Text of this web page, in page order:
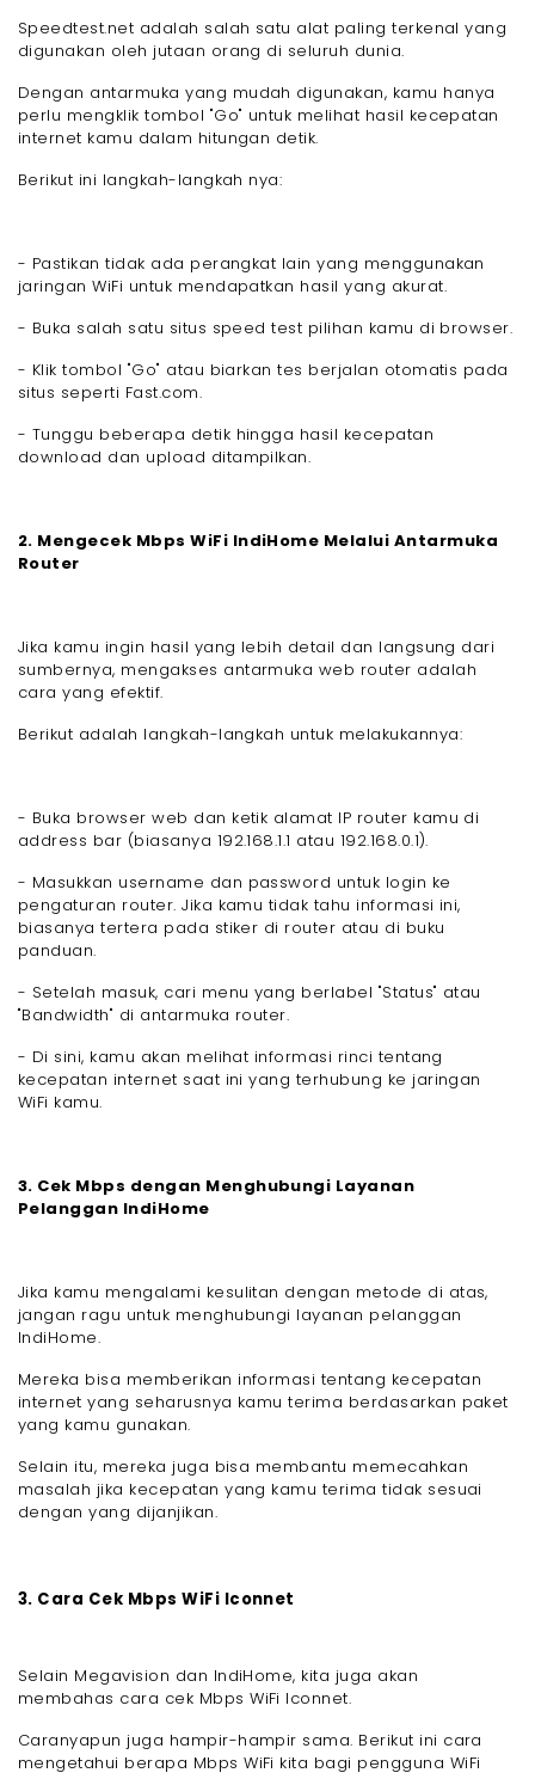
Speedtest.net adalah salah satu alat paling terkenal yang
digunakan oleh jutaan orang di seluruh dunia.
Dengan antarmuka yang mudah digunakan, kamu hanya
perlu mengklik tombol "Go" untuk melihat hasil kecepatan
internet kamu dalam hitungan detik.
Berikut ini langkah-langkah nya:
- Pastikan tidak ada perangkat lain yang menggunakan
jaringan WiFi untuk mendapatkan hasil yang akurat.
- Buka salah satu situs speed test pilihan kamu di browser.
- Klik tombol "Go" atau biarkan tes berjalan otomatis pada
situs seperti Fast.com.
- Tunggu beberapa detik hingga hasil kecepatan
download dan upload ditampilkan.
2. Mengecek Mbps WiFi IndiHome Melalui Antarmuka
Router
Jika kamu ingin hasil yang lebih detail dan langsung dari
sumbernya, mengakses antarmuka web router adalah
cara yang efektif.
Berikut adalah langkah-langkah untuk melakukannya:
- Buka browser web dan ketik alamat IP router kamu di
address bar (biasanya 192.168.1.1 atau 192.168.0.1).
- Masukkan username dan password untuk login ke
pengaturan router. Jika kamu tidak tahu informasi ini,
biasanya tertera pada stiker di router atau di buku
panduan.
- Setelah masuk, cari menu yang berlabel "Status" atau
"Bandwidth" di antarmuka router.
- Di sini, kamu akan melihat informasi rinci tentang
kecepatan internet saat ini yang terhubung ke jaringan
WiFi kamu.
3. Cek Mbps dengan Menghubungi Layanan
Pelanggan IndiHome
Jika kamu mengalami kesulitan dengan metode di atas,
jangan ragu untuk menghubungi layanan pelanggan
IndiHome.
Mereka bisa memberikan informasi tentang kecepatan
internet yang seharusnya kamu terima berdasarkan paket
yang kamu gunakan.
Selain itu, mereka juga bisa membantu memecahkan
masalah jika kecepatan yang kamu terima tidak sesuai
dengan yang dijanjikan.
3. Cara Cek Mbps WiFi Iconnet
Selain Megavision dan IndiHome, kita juga akan
membahas cara cek Mbps WiFi Iconnet.
Caranyapun juga hampir-hampir sama. Berikut ini cara
mengetahui berapa Mbps WiFi kita bagi pengguna WiFi